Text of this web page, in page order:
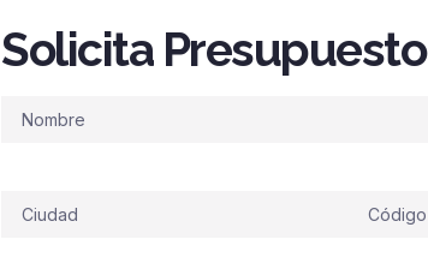
Solicita Presupuesto
Nombre
Dirección